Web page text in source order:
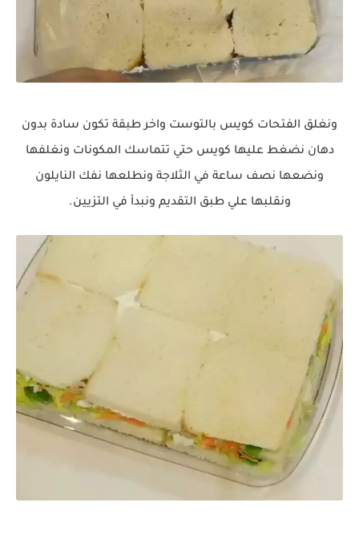
ونغلق الفتحات كويس بالتوست واخر طبقة تكون سادة بدون
دهان نضغط عليها كويس حتي تتماسك المكونات ونغلفها
ونضعها نصف ساعة في الثلاجة ونطلعها نفك النايلون
ونقلبها علي طبق التقديم ونبدأ في التزيين.